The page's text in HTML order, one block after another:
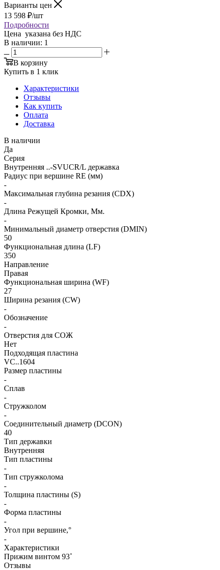
Варианты цен
13 598 ₽/шт
Подробности
Цена указана без НДС
В наличии: 1
В корзину
Купить в 1 клик
Характеристики
Отзывы
Как купить
Оплата
Доставка
В наличии
Да
Серия
Внутренняя ..-SVUCR/L державка
Радиус при вершине RE (мм)
-
Максимальная глубина резания (CDX)
-
Длина Режущей Кромки, Мм.
-
Минимальный диаметр отверстия (DMIN)
50
Функциональная длина (LF)
350
Направление
Правая
Функциональная ширина (WF)
27
Ширина резания (CW)
-
Обозначение
-
Отверстия для СОЖ
Нет
Подходящая пластина
VC..1604
Размер пластины
-
Сплав
-
Стружколом
-
Соединительный диаметр (DCON)
40
Тип державки
Внутренняя
Тип пластины
-
Тип стружколома
-
Толщина пластины (S)
-
Форма пластины
-
Угол при вершине,°
-
Характеристики
Прижим винтом 93˚
Отзывы